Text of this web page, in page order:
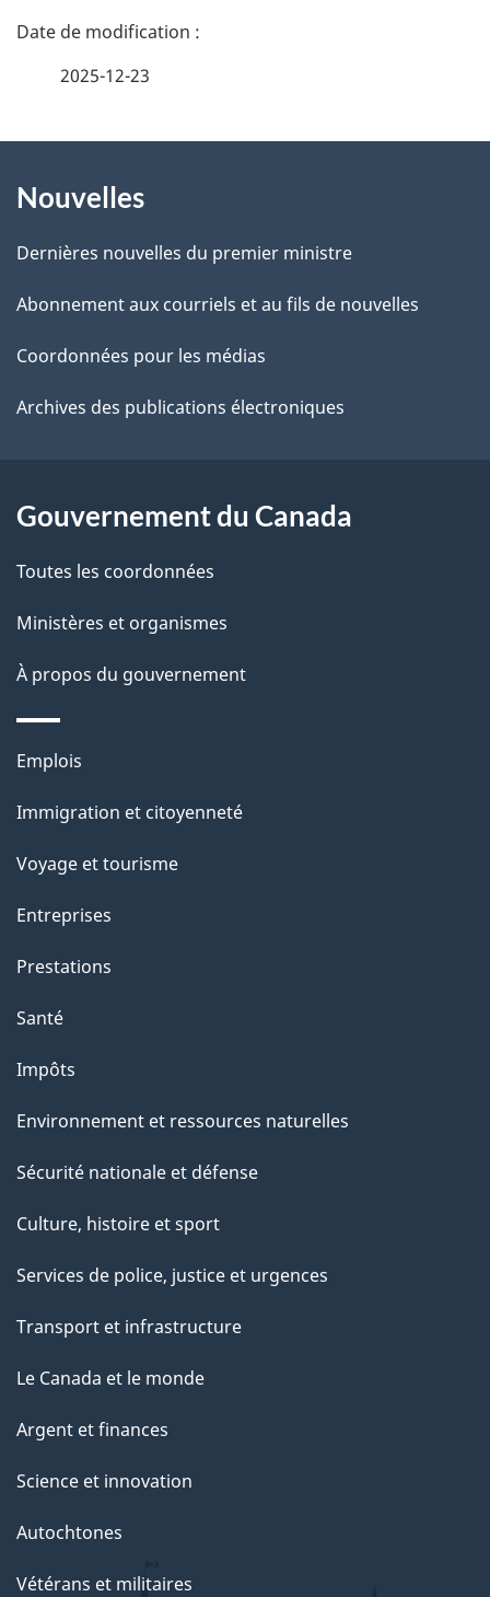
z
t
r
e
r
t
r
a
i
o
s
c
e
t
e
a
g
D
i
l
s
d
e
a
p
a
g
e
2025-12-23
propos
de
ce
site
Nouvelles
Dernières nouvelles du premier ministre
Abonnement aux courriels et au fils de nouvelles
Coordonnées pour les médias
Archives des publications électroniques
Gouvernement du Canada
Toutes les coordonnées
Ministères et organismes
À propos du gouvernement
Thèmes
sujets
Emplois
Immigration et citoyenneté
Voyage et tourisme
Entreprises
Prestations
Santé
Impôts
Environnement et ressources naturelles
Sécurité nationale et défense
Culture, histoire et sport
Services de police, justice et urgences
Transport et infrastructure
Le Canada et le monde
Argent et finances
Science et innovation
Autochtones
Vétérans et militaires